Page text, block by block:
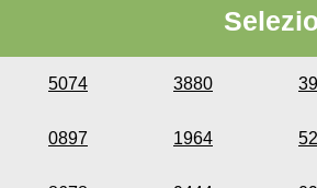
5074 3880
0897 1964